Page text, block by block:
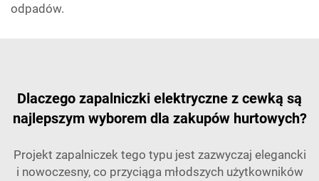
odpadów.
Dlaczego zapalniczki elektryczne z cewką są
najlepszym wyborem dla zakupów hurtowych?
Projekt zapalniczek tego typu jest zazwyczaj elegancki
i nowoczesny, co przyciąga młodszych użytkowników